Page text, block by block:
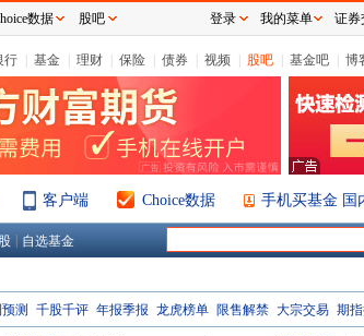
行 基金 理财 保险 债券 视频 股吧 基金吧 博
客户端 Choice数据 手机买基金 国
自选基金
测 千股千评 年报季报 龙虎榜单 限售解禁 大宗交易 期
数据 股吧 登录 我的菜单 证券